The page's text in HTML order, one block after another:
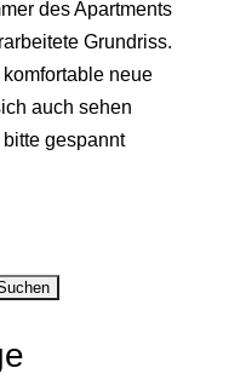
des Apartments
Grundriss.
neue
auch sehen
gespannt